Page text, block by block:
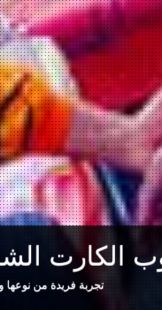
الكارت
تجربة فريدة من نوعها